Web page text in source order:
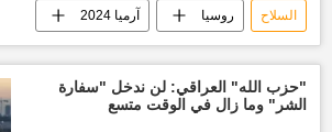
السلاح روسيا آرميا 2024
رصد عسكري سلاح روسيا
"حزب الله" العراقي: لن ندخل "سفارة
الشر" وما زال في الوقت متسع